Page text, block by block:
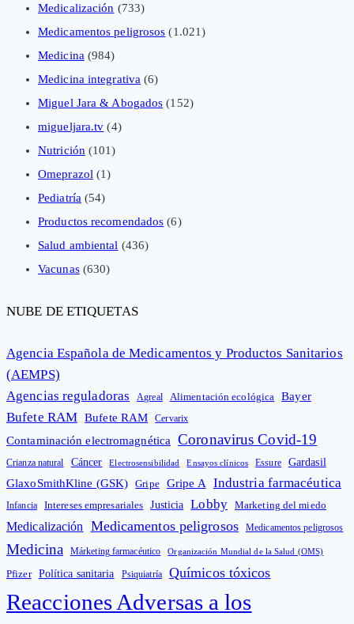
Medicalización (733)
Medicamentos peligrosos (1.021)
Medicina (984)
Medicina integrativa (6)
Miguel Jara & Abogados (152)
migueljara.tv (4)
Nutrición (101)
Omeprazol (1)
Pediatría (54)
Productos recomendados (6)
Salud ambiental (436)
Vacunas(630)
NUBE DE ETIQUETAS
Agencia Española de Medicamentos y Productos Sanitarios
(AEMPS)
Agencias reguladoras
Agreal Alimentación ecológica Bayer
Bufete RAM Bufete RAM Cervarix
Contaminación electromagnética Coronavirus Covid-19
Crianza natural Cáncer Electrosensibilidad Ensayos clínicos Essure Gardasil
GlaxoSmithKline (GSK) Gripe Gripe A Industria farmacéutica
Infancia Intereses empresariales Justicia Lobby Marketing del miedo
Medicalización Medicamentos peligrosos Medicamentos peligrosos
Medicina Márketing farmacéutico Organización Mundial de la Salud (OMS)
Pfizer Política sanitaria Psiquiatría Químicos tóxicos
Reacciones Adversas a los